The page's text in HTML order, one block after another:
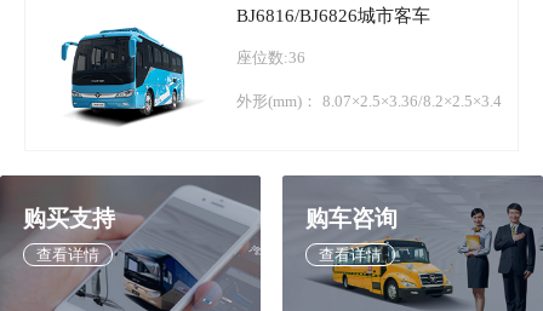
BJ6816/BJ6826城市客车
座位数:36
外形(mm)： 8.07×2.5×3.36/8.2×2.5×3.4
购买支持
查看详情
购车咨询
查看详情